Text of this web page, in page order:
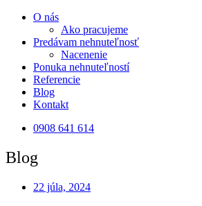
O nás
Ako pracujeme
Predávam nehnuteľnosť
Nacenenie
Ponuka nehnuteľností
Referencie
Blog
Kontakt
0908 641 614
Blog
22 júla, 2024